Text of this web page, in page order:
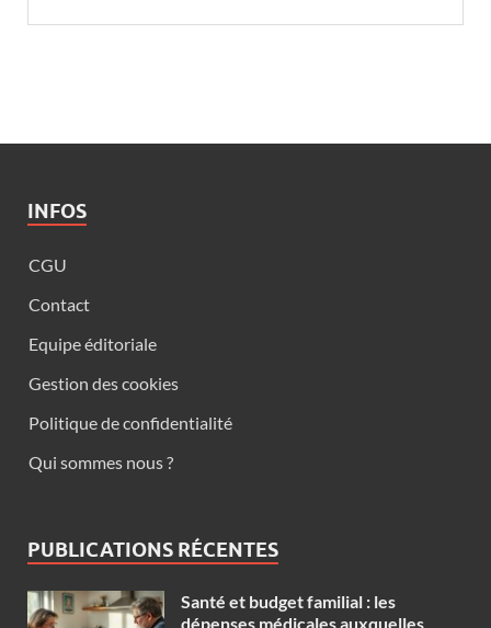
INFOS
CGU
Contact
Equipe éditoriale
Gestion des cookies
Politique de confidentialité
Qui sommes nous ?
PUBLICATIONS RÉCENTES
Santé et budget familial : les
dépenses médicales auxquelles